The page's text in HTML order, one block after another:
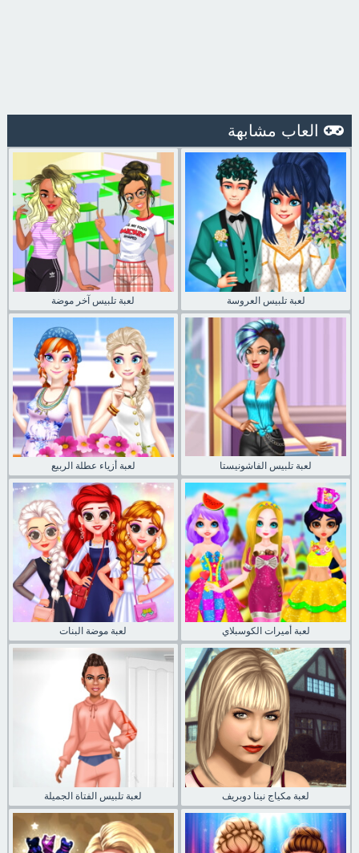
العاب مشابهة
لعبة تلبيس آخر موضة لعبة تلبيس العروسة
لعبة أزياء عطلة الربيع لعبة تلبيس الفاشونيستا
لعبة موضة البنات لعبة أميرات الكوسبلاي
لعبة تلبيس الفتاة الجميلة لعبة مكياج نينا دوبريف